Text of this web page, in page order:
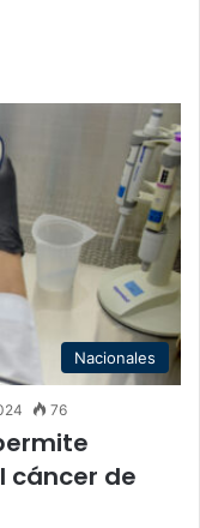
Nacionales
76
cáncer de